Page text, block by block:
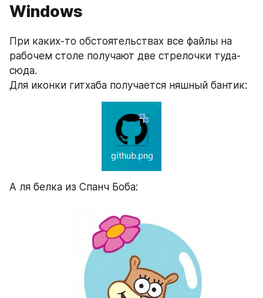
Windows
При каких-то обстоятельствах все файлы на
рабочем столе получают две стрелочки туда-
сюда.
Для иконки гитхаба получается няшный бантик:
А ля белка из Спанч Боба: